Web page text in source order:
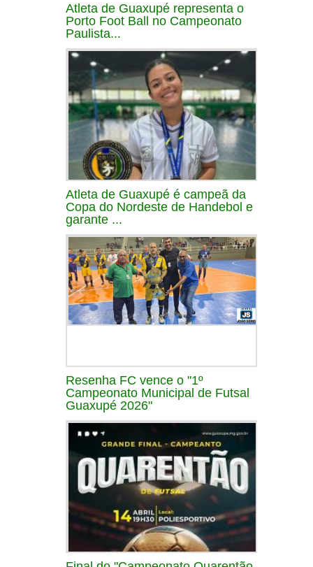
Atleta de Guaxupé representa o
Porto Foot Ball no Campeonato
Paulista...
Atleta de Guaxupé é campeã da
Copa do Nordeste de Handebol e
garante ...
Resenha FC vence o "1º
Campeonato Municipal de Futsal
Guaxupé 2026"